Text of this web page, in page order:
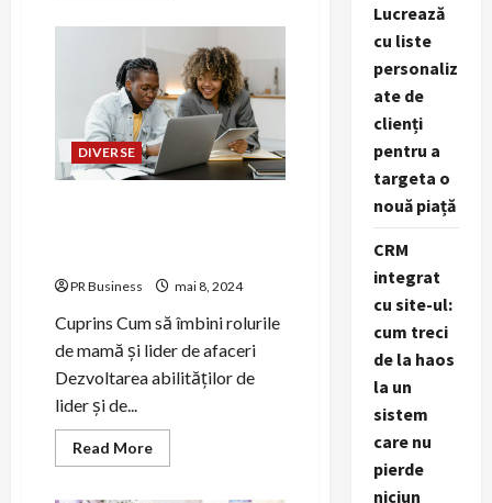
comunicare
și
promovare:
cheia
succesului
în
marketing.
DIVERSE
PR Business mai 8, 2024
Cuprins Cum să îmbini rolurile
de mamă și lider de afaceri
Dezvoltarea abilităților de
lider și de...
Read MoreRead
more
Lucrează
cu liste
personaliz
ate de
clienți
pentru a
targeta o
nouă piață
CRM
integrat
cu site-ul:
cum treci
de la haos
la un
sistem
care nu
pierde
niciun